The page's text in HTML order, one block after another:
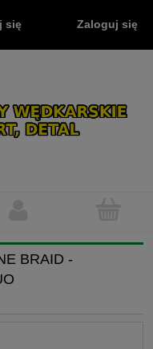
się Zaloguj się
BRAID -